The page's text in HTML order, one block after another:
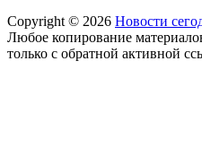
Copyright © 2026 Новости
Любое копирование
только с обратной активной